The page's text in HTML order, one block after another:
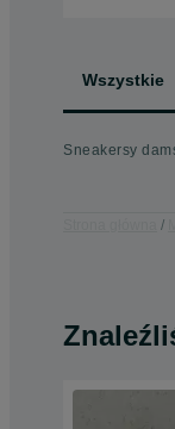
Wszystkie
Sneakersy